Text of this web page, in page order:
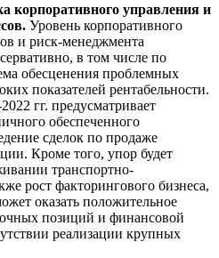
корпоративного управления и
Уровень корпоративного
и риск-менеджмента
в том числе по
обесценения проблемных
показателей рентабельности.
гг. предусматривает
обеспеченного
сделок по продаже
Кроме того, упор будет
транспортно-
рост факторингового бизнеса,
оказать положительное
позиций и финансовой
реализации крупных